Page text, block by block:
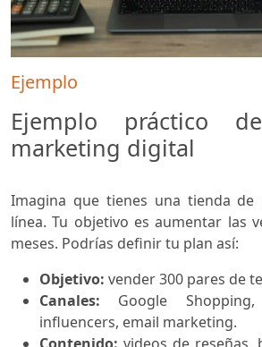
Ejemplo
Ejemplo práctico
marketing digital
Imagina que tienes una tienda de
línea. Tu objetivo es aumentar las
meses. Podrías definir tu plan así:
Objetivo: vender 300 pares de
Canales: Google
influencers, email marketing.